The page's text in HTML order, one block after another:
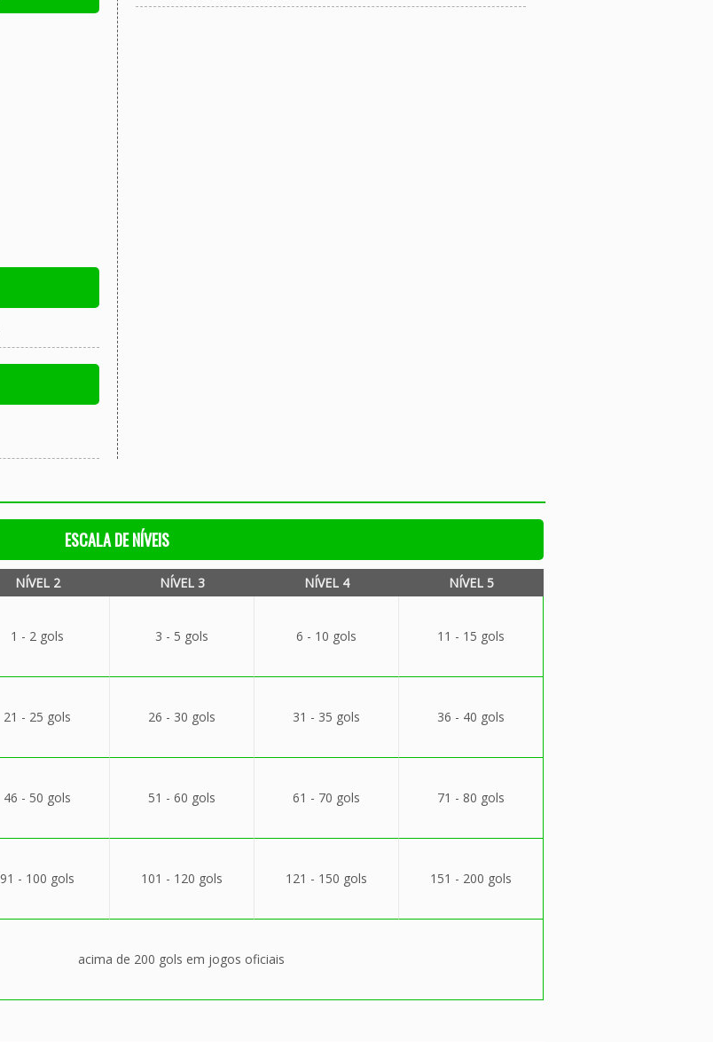
ESCALA DE NÍVEIS
NÍVEL 2 NÍVEL 3 NÍVEL 4 NÍVEL 5
1 - 2 gols 3 - 5 gols 6 - 10 gols 11 - 15 gols
21 - 25 gols 26 - 30 gols 31 - 35 gols 36 - 40 gols
46 - 50 gols 51 - 60 gols 61 - 70 gols 71 - 80 gols
91 - 100 gols 101 - 120 gols 121 - 150 gols 151 - 200 gols
acima de 200 gols em jogos oficiais